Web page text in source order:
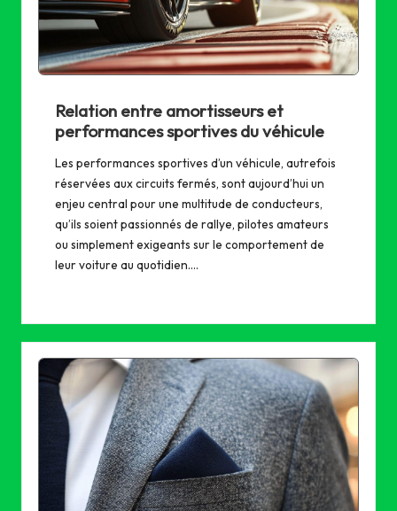
Relation entre amortisseurs et
performances sportives du véhicule
Les performances sportives d’un véhicule, autrefois
réservées aux circuits fermés, sont aujourd’hui un
enjeu central pour une multitude de conducteurs,
qu’ils soient passionnés de rallye, pilotes amateurs
ou simplement exigeants sur le comportement de
leur voiture au quotidien.…